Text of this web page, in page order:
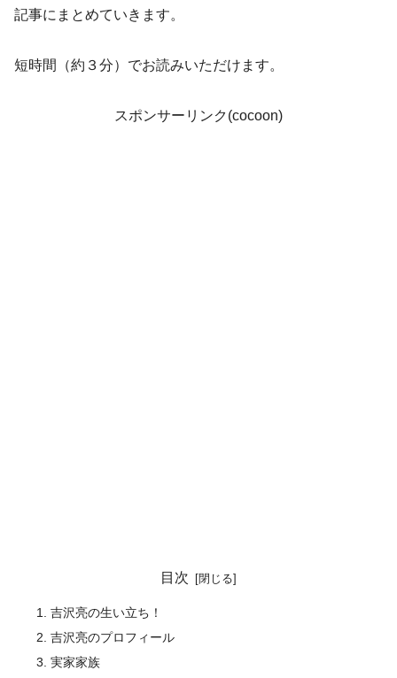
記事にまとめていきます。
短時間（約３分）でお読みいただけます。
スポンサーリンク(cocoon)
目次
吉沢亮の生い立ち！
吉沢亮のプロフィール
実家家族